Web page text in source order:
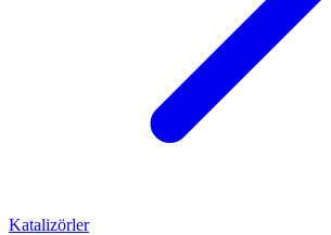
Katalizörler